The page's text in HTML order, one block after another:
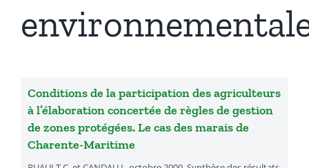
Recherches & Activités
Séminaires & Journées d’étude
Conditions de la participation des agriculteurs
à l’élaboration concertée de règles de gestion
de zones protégées. Le cas des marais de
Charente-Maritime